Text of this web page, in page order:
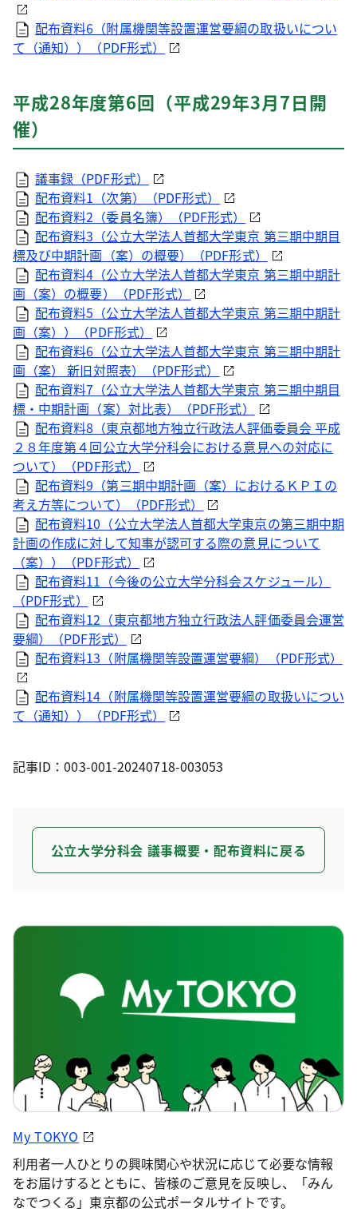
配布資料6（附属機関等設置運営要綱の取扱いについ
て（通知））（PDF形式）
平成28年度第6回（平成29年3月7日開
催）
議事録（PDF形式）
配布資料1（次第）（PDF形式）
配布資料2（委員名簿）（PDF形式）
配布資料3（公立大学法人首都大学東京 第三期中期目
標及び中期計画（案）の概要）（PDF形式）
配布資料4（公立大学法人首都大学東京 第三期中期計
画（案）の概要）（PDF形式）
配布資料5（公立大学法人首都大学東京 第三期中期計
画（案））（PDF形式）
配布資料6（公立大学法人首都大学東京 第三期中期計
画（案） 新旧対照表）（PDF形式）
配布資料7（公立大学法人首都大学東京 第三期中期目
標・中期計画（案）対比表）（PDF形式）
配布資料8（東京都地方独立行政法人評価委員会 平成
２８年度第４回公立大学分科会における意見への対応に
ついて）（PDF形式）
配布資料9（第三期中期計画（案）におけるＫＰＩの
考え方等について）（PDF形式）
配布資料10（公立大学法人首都大学東京の第三期中期
計画の作成に対して知事が認可する際の意見について
（案））（PDF形式）
配布資料11（今後の公立大学分科会スケジュール）
（PDF形式）
配布資料12（東京都地方独立行政法人評価委員会運営
要綱）（PDF形式）
配布資料13（附属機関等設置運営要綱）（PDF形式）
配布資料14（附属機関等設置運営要綱の取扱いについ
て（通知））（PDF形式）
記事ID：003-001-20240718-003053
公立大学分科会 議事概要・配布資料に戻る
My TOKYO
利用者一人ひとりの興味関心や状況に応じて必要な情報
をお届けするとともに、皆様のご意見を反映し、「みん
なでつくる」東京都の公式ポータルサイトです。